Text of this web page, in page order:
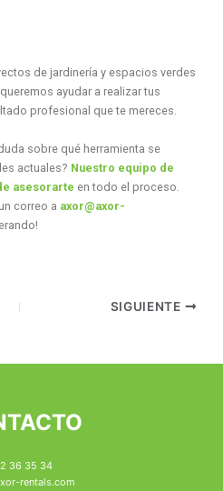
de jardinería y espacios verdes
ayudar a realizar tus
profesional que te mereces.
sobre qué herramienta se
actuales? Nuestro equipo de
asesorarte en todo el proceso.
correo a axor@axor-
SIGUIENTE
36 35 34
rentals.com